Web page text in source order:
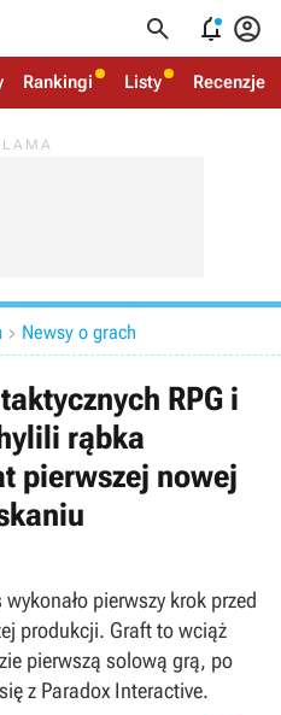
  
Rankingi Listy Recenzje
 Newsy o grach
RPG i
rąbka
pierwszej nowej
pierwszy krok przed
produkcji. Graft to wciąż
pierwszą solową grą, po
z Paradox Interactive.